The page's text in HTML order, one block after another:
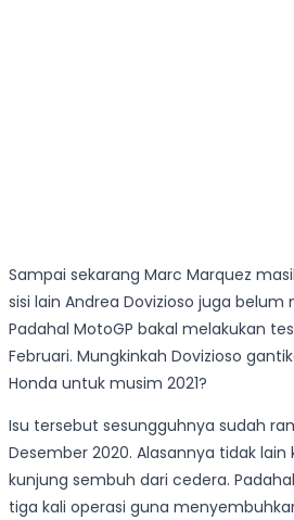
Sampai sekarang Marc Marquez
sisi lain Andrea Dovizioso juga
Padahal MotoGP bakal melakukan
Februari. Mungkinkah Dovizioso
Honda untuk musim 2021?
Isu tersebut sesungguhnya sudah
Desember 2020. Alasannya tidak
kunjung sembuh dari cedera.
tiga kali operasi guna